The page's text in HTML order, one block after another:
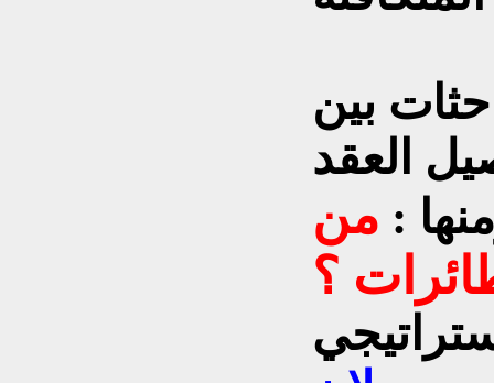
بين
العقد
: من
؟